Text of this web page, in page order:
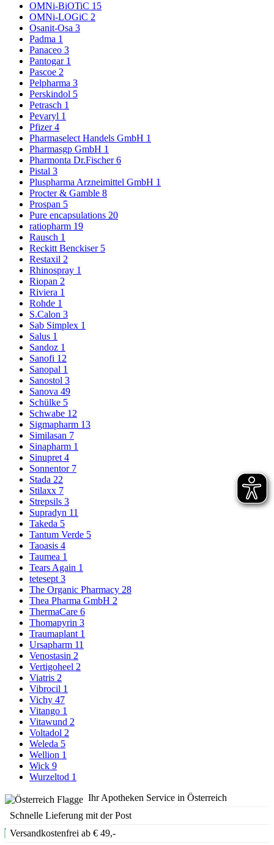
OMNi-BiOTiC 15
OMNi-LOGiC 2
Osanit-Osa 3
Padma 1
Panaceo 3
Pantogar 1
Pascoe 2
Pelpharma 3
Perskindol 5
Petrasch 1
Pevaryl 1
Pfizer4
Pharmaselect Handels GmbH 1
Pharmasgp GmbH 1
Pharmonta Dr.Fischer6
Pistal 3
Pluspharma Arzneimittel GmbH 1
Procter & Gamble 8
Prospan 5
Pure encapsulations 20
ratiopharm 19
Rausch 1
Reckitt Benckiser 5
Restaxil 2
Rhinospray 1
Riopan 2
Riviera 1
Rohde 1
S.Calon 3
Sab Simplex 1
Salus 1
Sandoz 1
Sanofi 12
Sanopal 1
Sanostol 3
Sanova 49
Schülke 5
Schwabe 12
Sigmapharm 13
Similasan 7
Sinapharm 1
Sinupret 4
Sonnentor 7
Stada 22
Stilaxx 7
Strepsils 3
Supradyn 11
Takeda 5
Tantum Verde 5
Taoasis 4
Taumea 1
Tears Again 1
tetesept 3
The Organic Pharmacy 28
Thea Pharma GmbH 2
ThermaCare 6
Thomapyrin 3
Traumaplant 1
Ursapharm 11
Venostasin 2
Vertigoheel 2
Viatris 2
Vibrocil 1
Vichy 47
Vitango 1
Vitawund 2
Voltadol 2
Weleda 5
Wellion 1
Wick 9
Wurzeltod 1
Ihr Apotheken Service in Österreich
Schnelle Lieferung mit der Post
Versandkostenfrei ab € 49,-